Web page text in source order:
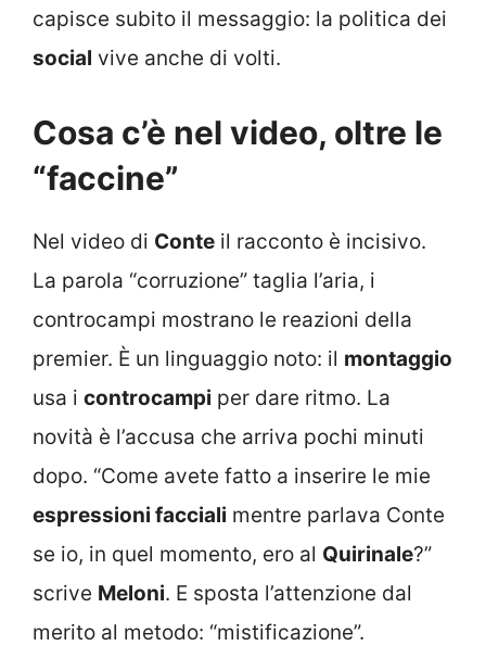
capisce subito il messaggio: la politica dei
social vive anche di volti.
Cosa c’è nel video, oltre le
“faccine”
Nel video di Conte il racconto è incisivo.
La parola “corruzione” taglia l’aria, i
controcampi mostrano le reazioni della
premier. È un linguaggio noto: il montaggio
usa i controcampi per dare ritmo. La
novità è l’accusa che arriva pochi minuti
dopo. “Come avete fatto a inserire le mie
espressioni facciali mentre parlava Conte
se io, in quel momento, ero al Quirinale?”
scrive Meloni. E sposta l’attenzione dal
merito al metodo: “mistificazione”.